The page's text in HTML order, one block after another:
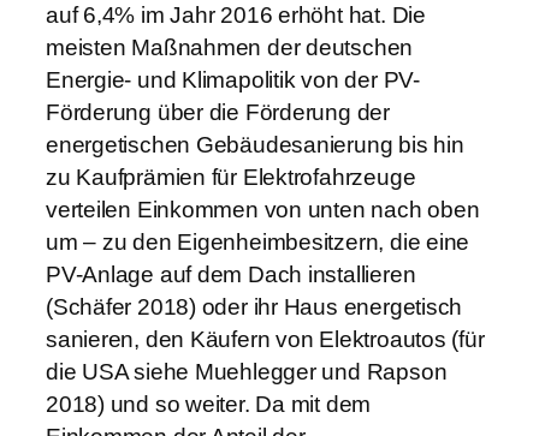
auf 6,4% im Jahr 2016 erhöht hat. Die
meisten Maßnahmen der deutschen
Energie- und Klimapolitik von der PV-
Förderung über die Förderung der
energetischen Gebäudesanierung bis hin
zu Kaufprämien für Elektrofahrzeuge
verteilen Einkommen von unten nach oben
um – zu den Eigenheimbesitzern, die eine
PV-Anlage auf dem Dach installieren
(Schäfer 2018) oder ihr Haus energetisch
sanieren, den Käufern von Elektroautos (für
die USA siehe Muehlegger und Rapson
2018) und so weiter. Da mit dem